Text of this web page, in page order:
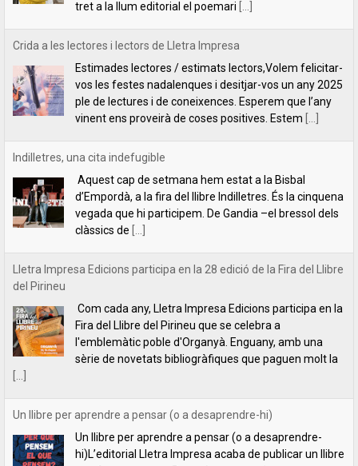
Indilletres, una cita indefugible
Aquest cap de setmana hem estat a la Bisbal
d’Empordà, a la fira del llibre Indilletres. És la cinquena
vegada que hi participem. De Gandia –el bressol dels
clàssics de[...]
Lletra Impresa Edicions participa en la 28 edició de la Fira del Llibre
del Pirineu
Com cada any, Lletra Impresa Edicions participa en la
Fira del Llibre del Pirineu que se celebra a
l'emblemàtic poble d'Organyà. Enguany, amb una
sèrie de novetats bibliogràfiques que paguen molt la
Un llibre per aprendre a pensar (o a desaprendre-hi)
Un llibre per aprendre a pensar (o a desaprendre-
hi)L’editorial Lletra Impresa acaba de publicar un llibre
que fa que pensar: Per què pensem el que pensem,
de Vicent Botella i[...]
presentació de la novel·la Les descàrregues del caçador, de Rafael
Chirbes, a Gandia
Ens plau convidar-vos a la presentació de la novel·la
Les descàrregues del caçador, de Rafael Chirbes, a